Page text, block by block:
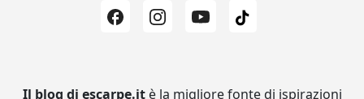
Il blog di escarpe.it è la migliore fonte di ispirazioni